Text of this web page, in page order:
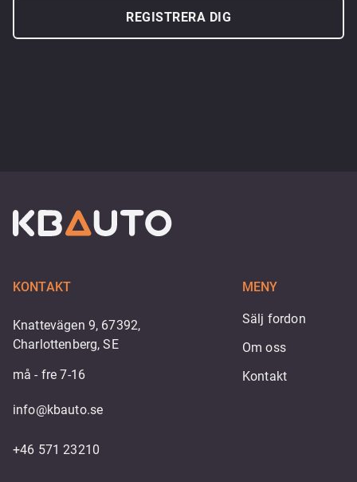
REGISTRERA DIG
KONTAKT
Knattevägen 9, 67392,
Charlottenberg, SE
må - fre 7-16
info@kbauto.se
+46 571 23210
MENY
Sälj fordon
Om oss
Kontakt